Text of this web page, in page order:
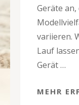
Geräte
variieren.
Lauf
Gerät …
MEHR